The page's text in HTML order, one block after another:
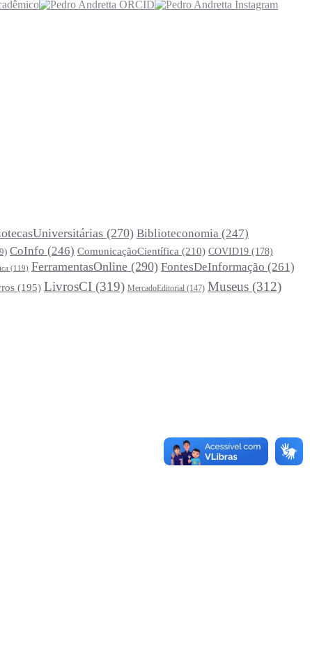
(270) Biblioteconomia (247)
CoInfo (246) ComunicaçãoCientífica (210) COVID19 (178)
(119) FerramentasOnline (290) FontesDeInformação (261)
(195) LivrosCI (319) MercadoEditorial (147) Museus (312)